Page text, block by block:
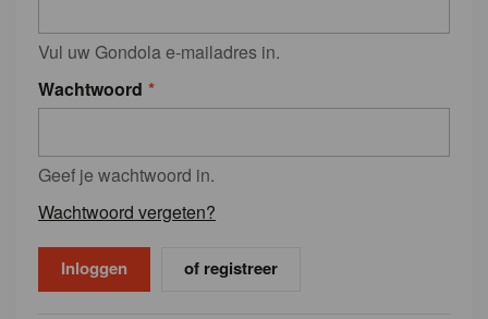
Vul uw Gondola e-mailadres in.
Wachtwoord
Geef je wachtwoord in.
Wachtwoord vergeten?
of registreer